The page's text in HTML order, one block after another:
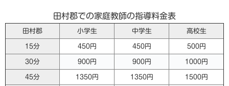
田村郡での家庭教師の指導料金表
田村郡 小学生 中学生 高校生
15分 450円 450円 500円
30分 900円 900円 1000円
45分 1350円 1350円 1500円